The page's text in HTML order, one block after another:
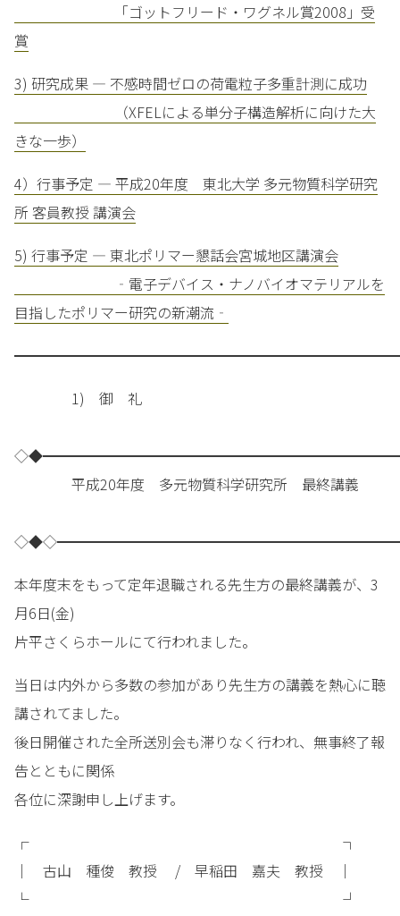
「ゴットフリード・ワグネル賞2008」受
賞
3) 研究成果 — 不感時間ゼロの荷電粒子多重計測に成功
（XFELによる単分子構造解析に向けた大
きな一歩）
4）行事予定 — 平成20年度 東北大学 多元物質科学研究
所 客員教授 講演会
5) 行事予定 — 東北ポリマー懇話会宮城地区講演会
‐電子デバイス・ナノバイオマテリアルを
目指したポリマー研究の新潮流‐
1) 御 礼
平成20年度 多元物質科学研究所 最終講義
本年度末をもって定年退職される先生方の最終講義が、3
月6日(金)
片平さくらホールにて行われました。
当日は内外から多数の参加があり先生方の講義を熱心に聴
講されてました。
後日開催された全所送別会も滞りなく行われ、無事終了報
告とともに関係
各位に深謝申し上げます。
┌ ┐
│ 古山 種俊 教授 / 早稲田 嘉夫 教授 │
└ ┘